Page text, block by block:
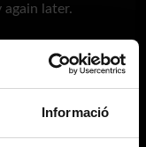
Informació
later.